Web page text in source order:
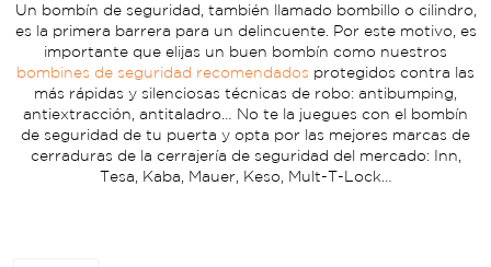
Un bombín de seguridad, también llamado bombillo o cilindro,
es la primera barrera para un delincuente. Por este motivo, es
importante que elijas un buen bombín como nuestros
bombines de seguridad recomendados protegidos contra las
más rápidas y silenciosas técnicas de robo: antibumping,
antiextracción, antitaladro… No te la juegues con el bombín
de seguridad de tu puerta y opta por las mejores marcas de
cerraduras de la cerrajería de seguridad del mercado: Inn,
Tesa, Kaba, Mauer, Keso, Mult-T-Lock…